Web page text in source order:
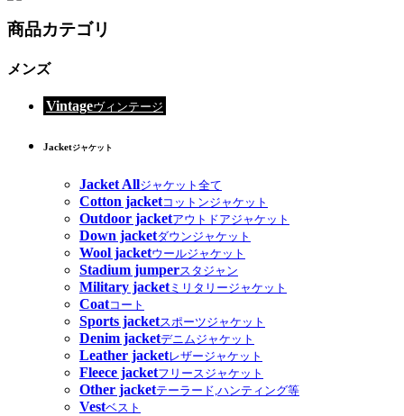
商品カテゴリ
メンズ
Vintageヴィンテージ
Jacketジャケット
Jacket Allジャケット全て
Cotton jacketコットンジャケット
Outdoor jacketアウトドアジャケット
Down jacketダウンジャケット
Wool jacketウールジャケット
Stadium jumperスタジャン
Military jacketミリタリージャケット
Coatコート
Sports jacketスポーツジャケット
Denim jacketデニムジャケット
Leather jacketレザージャケット
Fleece jacketフリースジャケット
Other jacketテーラード,ハンティング等
Vestベスト